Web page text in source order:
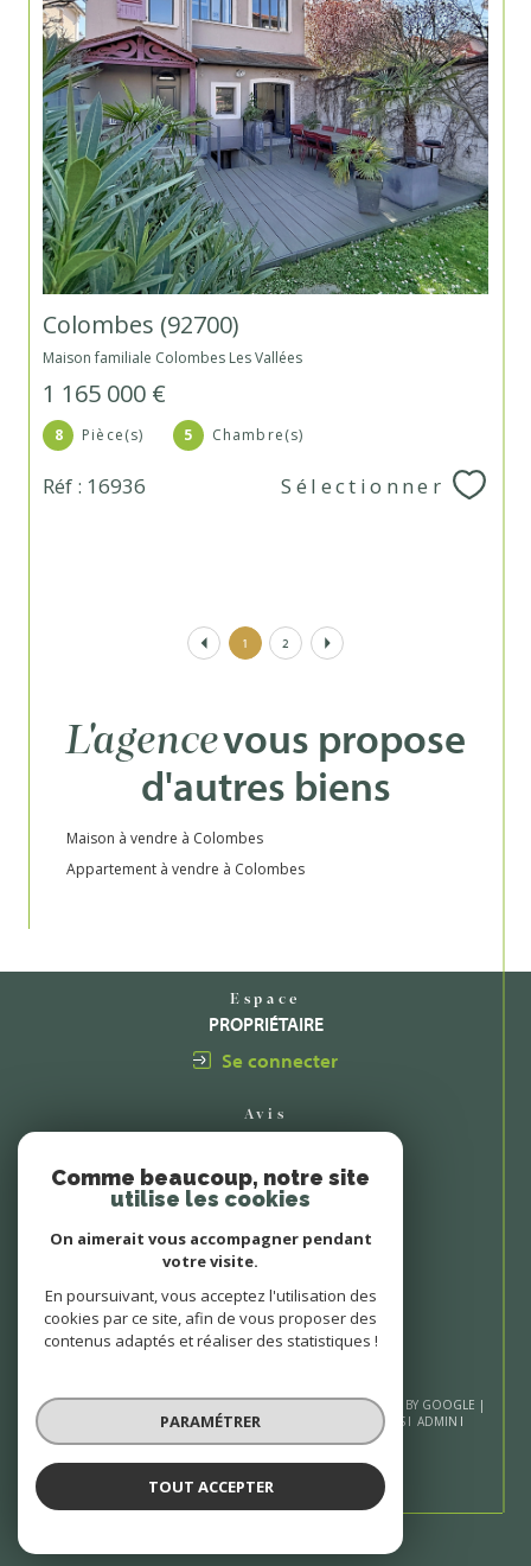
Colombes (92700)
Maison familiale Colombes Les Vallées
1 165 000 €
8 Pièce(s) 5 Chambre(s)
Réf : 16936 Sélectionner
1 2
L'agencevous propose
d'autres biens
Maison à vendre à Colombes
Appartement à vendre à Colombes
Espace
PROPRIÉTAIRE
Se connecter
Avis
CLIENTS
© 2026 | TOUS DROITS RÉSERVÉS | TRADUCTION POWERED BY GOOGLE |
NOS HONORAIRES
PLAN DU SITE MENTIONS LÉGALES
ADMIN
COOKIES
Comme beaucoup, notre site
utilise les cookies
On aimerait vous accompagner pendant
votre visite.
En poursuivant, vous acceptez l'utilisation des
cookies par ce site, afin de vous proposer des
contenus adaptés et réaliser des statistiques !
PARAMÉTRER
TOUT ACCEPTER